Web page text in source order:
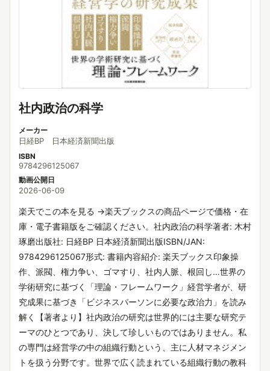
社内政治の科学
メーカー
日経BP 日本経済新聞出版
ISBN
9784296125067
動画公開日
2026-06-09
楽天でこの本を見る →楽天ブックスの商品ページで価格・在
庫・電子書籍版をご確認ください。社内政治の科学著者: 木村
琢磨出版社: 日経BP 日本経済新聞出版ISBN/JAN:
9784296125067形式: 書籍内容紹介: 楽天ブックス印象操
作、派閥、権力争い、ゴマすり、社内人脈、根回し…世界の
学術研究に基づく「理論・フレームワーク」経営学者が、研
究成果に基づき「ビジネスパーソンに必要な政治力」を読み
解く【著者より】社内政治の研究は世界的には主要な研究テ
ーマのひとつであり、決して珍しいものではありません。私
の専門は経営学の中の組織行動という、主に人材マネジメン
トを扱う分野です。世界で広く読まれている組織行動の教科